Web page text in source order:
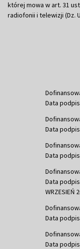
której mowa w art. 31
radiofonii i telewizji (Dz.
Data
Data
Data
Data
WRZESIEŃ
Data
Data